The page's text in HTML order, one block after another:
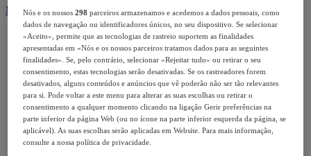
Modalidades
Nós e os nossos298 parceiros armazenamos e acedemos a dados pessoais, como
dados de navegação ou identificadores únicos, no seu dispositivo. Se selecionar
«Aceito», permite que as tecnologias de rastreio suportem as finalidades
apresentadas em «Nós e os nossos parceiros tratamos dados para as seguintes
finalidades». Se, pelo contrário, selecionar «Rejeitar tudo» ou retirar o seu
consentimento, estas tecnologias serão desativadas. Se os rastreadores forem
desativados, alguns conteúdos e anúncios que vê poderão não ser tão relevantes
para si. Pode voltar a este menu para alterar as suas escolhas ou retirar o
consentimento a qualquer momento clicando na ligação Gerir preferências na
parte inferior da página Web (ou no ícone na parte inferior esquerda da página, se
aplicável). As suas escolhas serão aplicadas em Website. Para mais informação,
consulte a nossa política de privacidade.